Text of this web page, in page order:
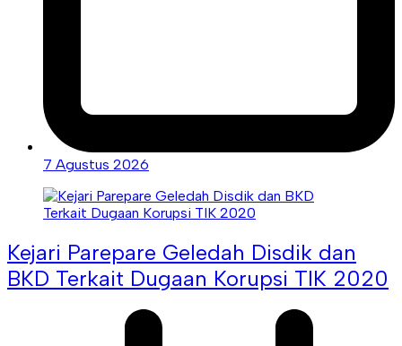
7 Agustus 2026
Kejari Parepare Geledah Disdik dan
BKD Terkait Dugaan Korupsi TIK 2020